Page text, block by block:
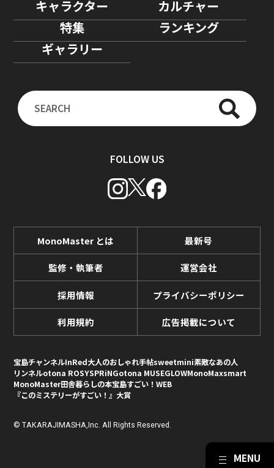
キャラクター
カルチャー
特集
ランキング
ギャラリー
FOLLOW US
MonoMaster とは 最新号
監修・執筆者 運営会社
採用情報 プライバシーポリシー
利用規約 広告掲載について
宝島チャンネルInRed大人のおしゃれ手帖sweetmini素敵なあの人
リンネルotona ROSYSPRiNGotona MUSEGLOWMonoMaxsmart
MonoMaster田舎暮らしの本宝島すごい！WEB
『このミステリーがすごい！』大賞
© TAKARAJIMASHA,Inc. All Rights Reserved.